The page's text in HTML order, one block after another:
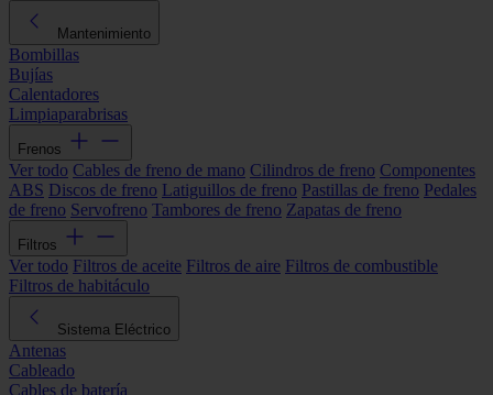
Mantenimiento
Bombillas
Bujías
Calentadores
Limpiaparabrisas
Frenos
Ver todo Cables de freno de mano Cilindros de freno Componentes
ABS Discos de freno Latiguillos de freno Pastillas de freno Pedales
de freno Servofreno Tambores de freno Zapatas de freno
Filtros
Ver todo Filtros de aceite Filtros de aire Filtros de combustible
Filtros de habitáculo
Sistema Eléctrico
Antenas
Cableado
Cables de batería